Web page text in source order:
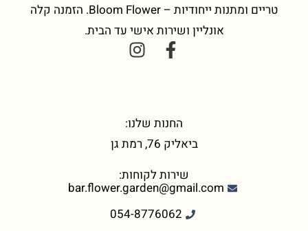
טריים ומתנות ייחודיות – Bloom Flower. הזמנה קלה
אונליין ושירות אישי עד הבית.
החנות שלנו:
ביאליק 76, רמת גן
bar.flower.garden@gmail.com
054-8776062
שירות לקוחות: